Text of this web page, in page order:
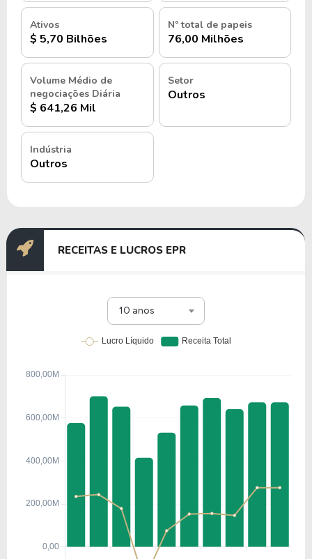
Ativos
$ 5,70 Bilhões
Nº total de papeis
76,00 Milhões
Volume Médio de
negociações Diária
$ 641,26 Mil
Setor
Outros
Indústria
Outros
RECEITAS E LUCROS EPR
10 anos